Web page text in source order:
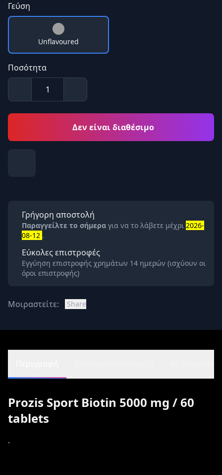
Γεύση
Unflavoured
Ποσότητα
Δεν είναι διαθέσιμο
Γρήγορη αποστολή
Παραγγείλτε το σήμερα για να το λάβετε μέχρι 2026-
08-12 .
Εύκολες επιστροφές
Εγγύηση επιστροφής χρημάτων 14 ημερών (ισχύουν οι
όροι επιστροφής)
Μοιραστείτε: Share
Prozis Sport Biotin 5000 mg / 60
tablets
.